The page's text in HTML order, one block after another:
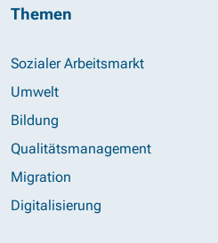
Themen
Sozialer Arbeitsmarkt
Umwelt
Bildung
Qualitätsmanagement
Migration
Digitalisierung